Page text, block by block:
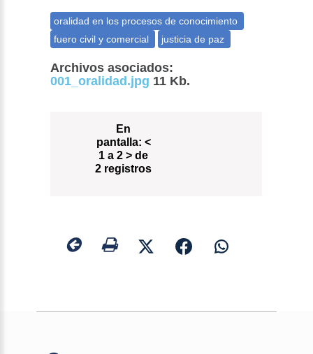
Archivos asociados:
001_oralidad.jpg 11 Kb.
En
pantalla: <
1 a 2 > de
2 registros